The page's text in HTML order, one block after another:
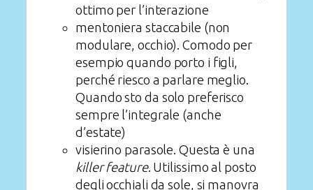
ottimo per l’interazione
mentoniera staccabile (non
modulare, occhio). Comodo per
esempio quando porto i figli,
perché riesco a parlare meglio.
Quando sto da solo preferisco
sempre l’integrale (anche
d’estate)
visierino parasole. Questa è una
killer feature. Utilissimo al posto
degli occhiali da sole, si manovra